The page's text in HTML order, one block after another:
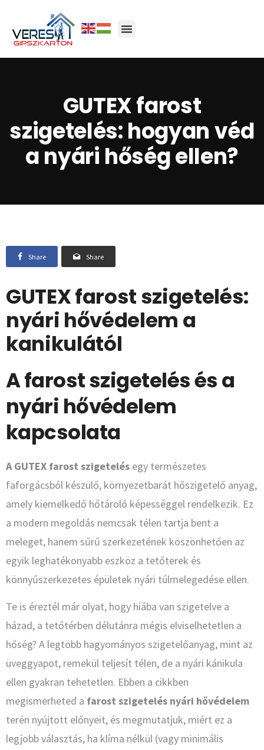
GUTEX farost
szigetelés: hogyan véd
a nyári hőség ellen?
Share Share
GUTEX farost szigetelés:
nyári hővédelem a
kanikulától
A farost szigetelés és a
nyári hővédelem
kapcsolata
A GUTEX farost szigetelés egy természetes
faforgácsból készülő, környezetbarát hőszigetelő anyag,
amely kiemelkedő hőtároló képességgel rendelkezik. Ez
a modern megoldás nemcsak télen tartja bent a
meleget, hanem sűrű szerkezetének köszönhetően az
egyik leghatékonyabb eszköz a tetőterek és
könnyűszerkezetes épületek nyári túlmelegedése ellen.
Te is éreztél már olyat, hogy hiába van szigetelve a
házad, a tetőtérben délutánra mégis elviselhetetlen a
hőség? A legtöbb hagyományos szigetelőanyag, mint az
üveggyapot, remekül teljesít télen, de a nyári kánikula
ellen gyakran tehetetlen. Ebben a cikkben
megismerheted a farost szigetelés nyári hővédelem
terén nyújtott előnyeit, és megmutatjuk, miért ez a
legjobb választás, ha klíma nélkül (vagy minimális